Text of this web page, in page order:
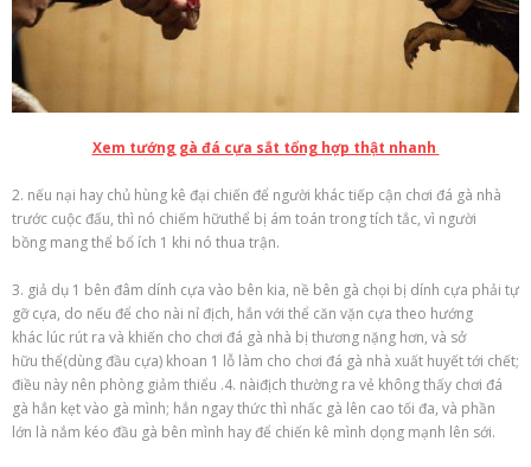
Xem tướng gà đá cựa sắt tổng hợp thật nhanh
2. nếu nại hay chủ hùng kê đại chiến để người khác tiếp cận chơi đá gà nhà
trước cuộc đấu, thì nó chiếm hữuthể bị ám toán trong tích tắc, vì người
bồng mangthể bổ ích 1 khi nó thua trận.
3. giả dụ 1 bên đâm dính cựa vào bên kia, nề bên gà chọi bị dính cựa phải tự
gỡ cựa, do nếu để cho nài nỉđịch, hắn với thể căn vặn cựa theo hướng
khác lúc rút ra và khiến cho chơi đá gà nhà bị thương nặng hơn, và sở
hữu thể(dùng đầu cựa) khoan 1 lỗ làm cho chơi đá gà nhà xuất huyếttới chết;
điều này nên phòng giảm thiểu .4. nàiđịch thường ra vẻ khôngthấy chơi đá
gà hắn kẹt vào gà mình; hắn ngay thức thì nhấc gà lên cao tối đa, và phần
lớn là nắm kéo đầu gà bên mình hay để chiến kê mình dọng mạnh lên sới.